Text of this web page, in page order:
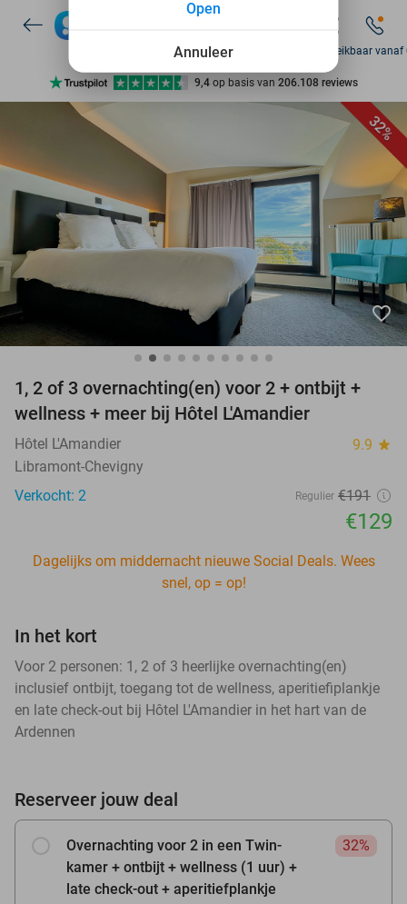
7 dagen per week beschikbaar
10+ miljoen leden
9,4 op basis van 206.108 reviews
10+ miljoen leden
Za bereikbaar
32%
favorite_border
1, 2 of 3 overnachting(en) voor 2 + ontbijt +
wellness + meer bij Hôtel L'Amandier
Hôtel L'Amandier 9.9 star
Libramont-Chevigny
Verkocht: 2
Regulier €191
€129
Dagelijks om middernacht nieuwe Social Deals. Wees
snel, op = op!
In het kort
Voor 2 personen: 1, 2 of 3 heerlijke overnachting(en)
inclusief ontbijt, toegang tot de wellness, aperitiefiplankje
en late check-out bij Hôtel L'Amandier in het hart van de
Ardennen
Reserveer jouw deal
Overnachting voor 2 in een Twin-
kamer + ontbijt + wellness (1 uur) +
late check-out + aperitiefplankje
32%
Annuleer
Open